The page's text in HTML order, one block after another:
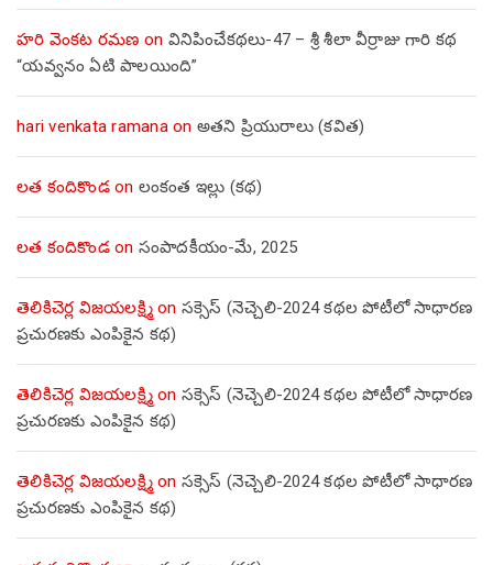
హరి వెంకట రమణ on వినిపించేకథలు-47 – శ్రీ శీలా వీర్రాజు గారి కథ
“యవ్వనం ఏటి పాలయింది”
hari venkata ramanaon అతని ప్రియురాలు (కవిత)
లత కందికొండon లంకంత ఇల్లు (కథ)
లత కందికొండon సంపాదకీయం-మే, 2025
తెలికిచెర్ల విజయలక్ష్మిon సక్సెస్ (నెచ్చెలి-2024 కథల పోటీలో సాధారణ
ప్రచురణకు ఎంపికైన కథ)
తెలికిచెర్ల విజయలక్ష్మిon సక్సెస్ (నెచ్చెలి-2024 కథల పోటీలో సాధారణ
ప్రచురణకు ఎంపికైన కథ)
తెలికిచెర్ల విజయలక్ష్మిon సక్సెస్ (నెచ్చెలి-2024 కథల పోటీలో సాధారణ
ప్రచురణకు ఎంపికైన కథ)